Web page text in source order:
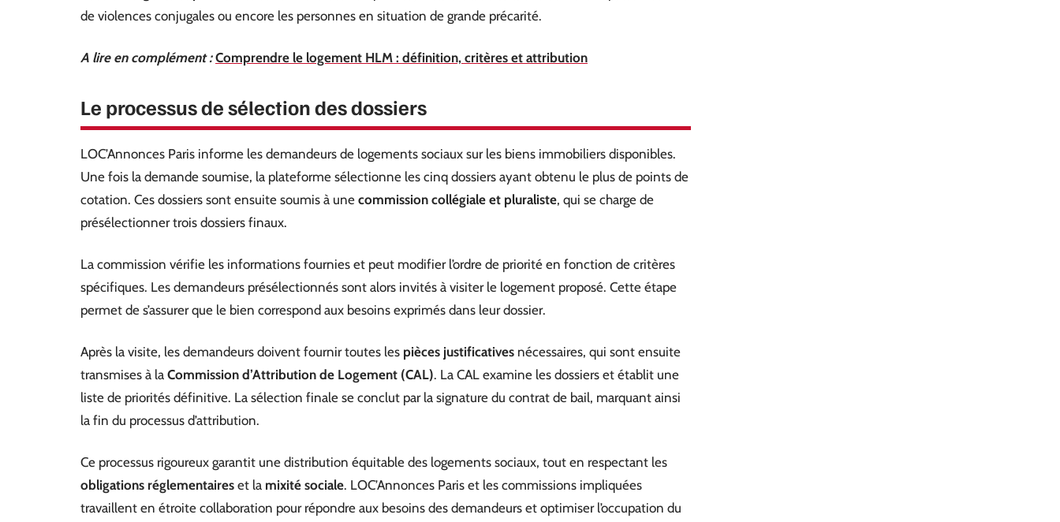
de violences conjugales ou encore les personnes en situation de grande précarité.
A lire en complément : Comprendre le logement HLM : définition, critères et attribution
Le processus de sélection des dossiers
LOC’Annonces Paris informe les demandeurs de logements sociaux sur les biens immobiliers disponibles.
Une fois la demande soumise, la plateforme sélectionne les cinq dossiers ayant obtenu le plus de points de
cotation. Ces dossiers sont ensuite soumis à une commission collégiale et pluraliste, qui se charge de
présélectionner trois dossiers finaux.
La commission vérifie les informations fournies et peut modifier l’ordre de priorité en fonction de critères
spécifiques. Les demandeurs présélectionnés sont alors invités à visiter le logement proposé. Cette étape
permet de s’assurer que le bien correspond aux besoins exprimés dans leur dossier.
Après la visite, les demandeurs doivent fournir toutes les pièces justificatives nécessaires, qui sont ensuite
transmises à la Commission d’Attribution de Logement (CAL). La CAL examine les dossiers et établit une
liste de priorités définitive. La sélection finale se conclut par la signature du contrat de bail, marquant ainsi
la fin du processus d’attribution.
Ce processus rigoureux garantit une distribution équitable des logements sociaux, tout en respectant les
obligations réglementaires et la mixité sociale. LOC’Annonces Paris et les commissions impliquées
travaillent en étroite collaboration pour répondre aux besoins des demandeurs et optimiser l’occupation du